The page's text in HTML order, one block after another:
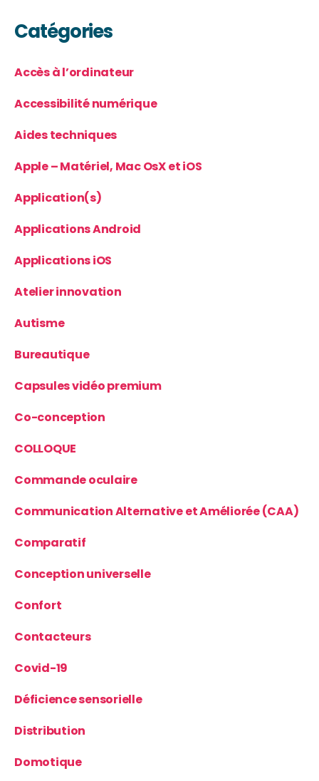
Catégories
Accès à l’ordinateur
Accessibilité numérique
Aides techniques
Apple – Matériel, Mac OsX et iOS
Application(s)
Applications Android
Applications iOS
Atelier innovation
Autisme
Bureautique
Capsules vidéo premium
Co-conception
COLLOQUE
Commande oculaire
Communication Alternative et Améliorée (CAA)
Comparatif
Conception universelle
Confort
Contacteurs
Covid-19
Déficience sensorielle
Distribution
Domotique